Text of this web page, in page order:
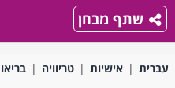
שתף מבחן
עברית אישיות טריוויה